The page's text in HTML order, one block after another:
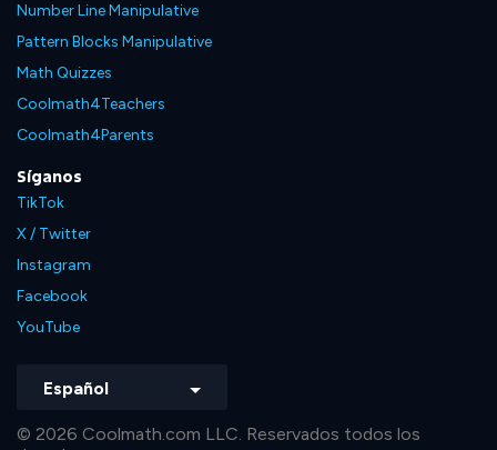
Number Line Manipulative
Pattern Blocks Manipulative
Math Quizzes
Coolmath4Teachers
Coolmath4Parents
Síganos
TikTok
X / Twitter
Instagram
Facebook
YouTube
Español
© 2026 Coolmath.com LLC. Reservados todos los